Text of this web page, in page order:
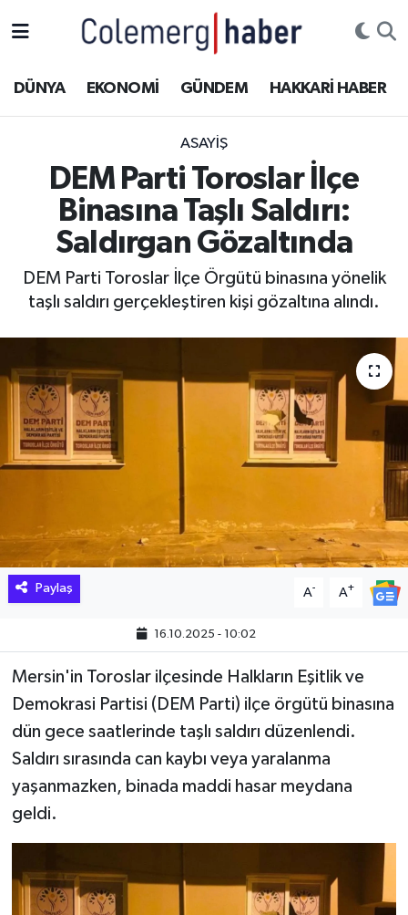
DÜNYA EKONOMİ GÜNDEM HAKKARİ HABER
ASAYİŞ
DEM Parti Toroslar İlçe
Binasına Taşlı Saldırı:
Saldırgan Gözaltında
DEM Parti Toroslar İlçe Örgütü binasına yönelik
taşlı saldırı gerçekleştiren kişi gözaltına alındı.
Paylaş A- A+
16.10.2025 - 10:02
Mersin'in Toroslar ilçesinde Halkların Eşitlik ve
Demokrasi Partisi (DEM Parti) ilçe örgütü binasına
dün gece saatlerinde taşlı saldırı düzenlendi.
Saldırı sırasında can kaybı veya yaralanma
yaşanmazken, binada maddi hasar meydana
geldi.
ASAYİŞ
DOĞA
DÜNYA
EĞİTİM
GÜNDEM
Hakkari Haber
KADIN
KÜLTÜR SANAT
MAKALE
REKLAM
SAĞLIK
SPOR
Hakkâri Hava Durumu
Hakkari Namaz Vakitleri
Hakkâri Trafik Yoğunluk Haritası
Süper Lig Puan Durumu ve Fikstür
Tüm Manşetler
Haber Arşivi